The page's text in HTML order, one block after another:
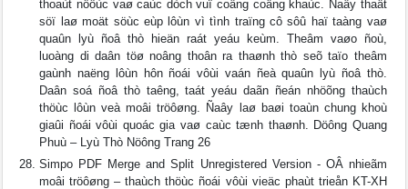
thoaùt nöôùc vaø caùc dòch vuï coâng coäng khaùc. Ñaây thaät
söï laø moät söùc eùp lôùn vì tình traïng cô sôû haï taàng vaø
quaûn lyù ñoâ thò hieän raát yeáu keùm. Theâm vaøo ñoù,
luoàng di daân töø noâng thoân ra thaønh thò seõ taïo theâm
gaùnh naëng lôùn hôn ñoái vôùi vaán ñeà quaûn lyù ñoâ thò.
Daân soá ñoâ thò taêng, taát yeáu daãn ñeán nhöõng thaùch
thöùc lôùn veà moâi tröôøng. Ñaây laø baøi toaùn chung khoù
giaûi ñoái vôùi quoác gia vaø caùc tænh thaønh. Döông Quang
Phuù – Lyù Thò Nöông Trang 26
Simpo PDF Merge and Split Unregistered Version - OÂ nhieãm
moâi tröôøng – thaùch thöùc ñoái vôùi vieäc phaùt trieån KT-XH